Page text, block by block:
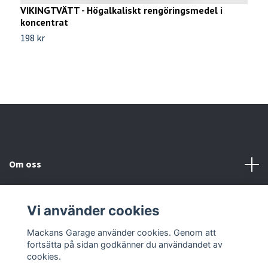
VIKINGTVÄTT - Högalkaliskt rengöringsmedel i
koncentrat
198 kr
Om oss
Sociala medier
Vi använder cookies
Mackans Garage använder cookies. Genom att
fortsätta på sidan godkänner du användandet av
cookies.